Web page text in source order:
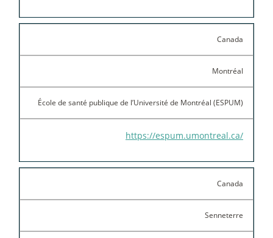
Canada
Montréal
École de santé publique de l’Université de Montréal (ESPUM)
https://espum.umontreal.ca/
Canada
Senneterre